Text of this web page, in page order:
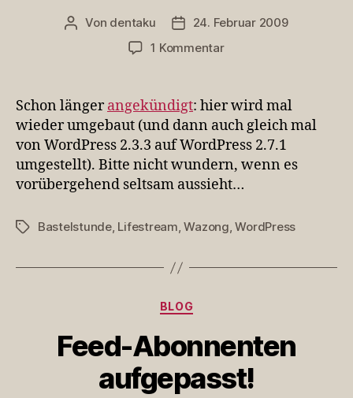
Beitragsautor
Von dentaku Veröffentlichungsdatum
24. Februar 2009
1 Kommentarzu
Schon längerangekündigt: hier wird mal
wieder umgebaut (und dann auch gleich mal
von WordPress 2.3.3 auf WordPress 2.7.1
umgestellt). Bitte nicht wundern, wenn es
vorübergehend seltsam aussieht…
Schlagwörter
Bastelstunde, Lifestream,Wazong,WordPress
Kategorien
BLOG
Feed-Abonnenten
aufgepasst!